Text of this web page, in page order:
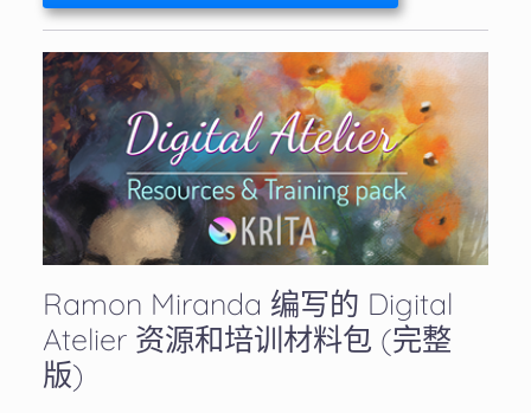
Ramon Miranda 编写的 Digital
Atelier 资源和培训材料包 (完整
版)